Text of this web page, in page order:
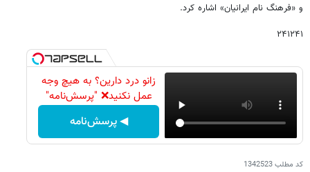
و «فرهنگ نام ایرانیان» اشاره کرد.
۲۴۱۲۴۱
زانو درد دارین؟ به هیچ وجه
عمل نکنید❌ "پرسش‌نامه"
◀ پرسش‌نامه
کد مطلب1342523